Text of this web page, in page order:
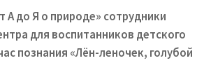
А до Я о природе» сотрудники
для воспитанников детского
познания «Лён-леночек, голубой